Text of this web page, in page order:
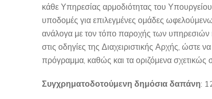
κάθε Υπηρεσίας αρμοδιότητας του
υποδομές για επιλεγμένες ομάδες
ανάλογα με τον τόπο παροχής των υπηρεσιών
στις οδηγίες της Διαχειριστικής Αρχής, ώστε
πρόγραμμα, καθώς και τα οριζόμενα
Συγχρηματοδοτούμενη δημόσια δαπάνη: